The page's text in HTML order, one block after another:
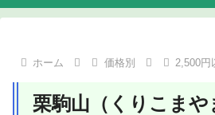
ホーム 価格別 2,500円
栗駒山（くりこまや